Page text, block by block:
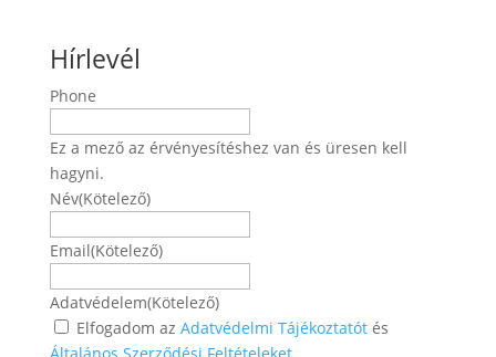
Hírlevél
Phone
Ez a mező az érvényesítéshez van és üresen kell
hagyni.
Név(Kötelező)
Email(Kötelező)
Adatvédelem(Kötelező)
Elfogadom az Adatvédelmi Tájékoztatótés